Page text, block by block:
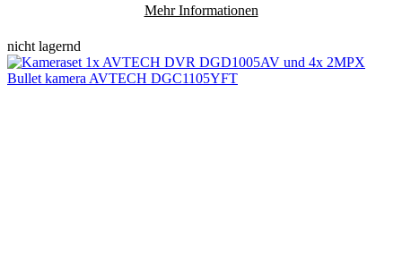
Mehr Informationen
nicht lagernd